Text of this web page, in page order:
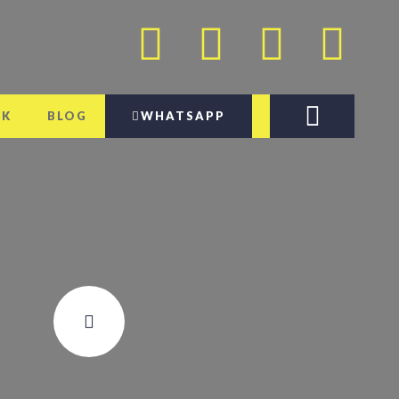
BLOG WHATSAPP